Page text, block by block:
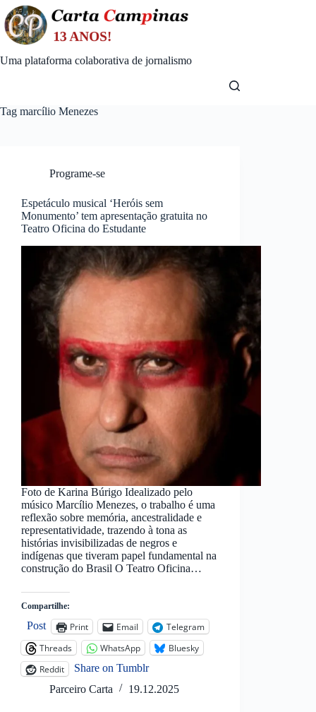
Skip
to
content
Uma plataforma colaborativa de jornalismo
Tag marcílio Menezes
Programe-se
Espetáculo musical ‘Heróis sem
Monumento’ tem apresentação gratuita no
Teatro Oficina do Estudante
Foto de Karina Búrigo Idealizado pelo
músico Marcílio Menezes, o trabalho é uma
reflexão sobre memória, ancestralidade e
representatividade, trazendo à tona as
histórias invisibilizadas de negros e
indígenas que tiveram papel fundamental na
construção do Brasil O Teatro Oficina…
Compartilhe:
Post Print Email
Telegram
Threads
WhatsApp
Bluesky
Reddit
Share on Tumblr
Parceiro Carta
19.12.2025